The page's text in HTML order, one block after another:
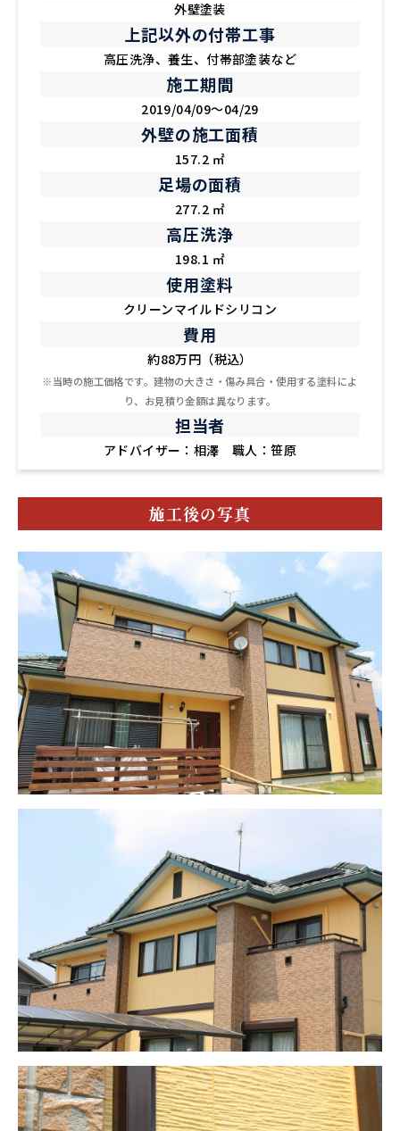
外壁塗装
上記以外の付帯工事
高圧洗浄、養生、付帯部塗装など
施工期間
2019/04/09～04/29
外壁の施工面積
157.2 ㎡
足場の面積
277.2 ㎡
高圧洗浄
198.1 ㎡
使用塗料
クリーンマイルドシリコン
費用
約88万円（税込）
※当時の施工価格です。建物の大きさ・傷み具合・使用する塗料によ
り、お見積り金額は異なります。
担当者
アドバイザー：相澤 職人：笹原
施工後の写真